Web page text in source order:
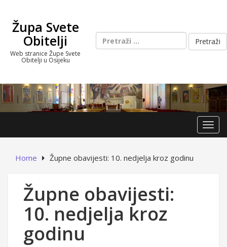
contentŽupa Svete
Obitelji
Web stranice Župe Svete
Obitelji u Osijeku
Pretraži:
Home Župne obavijesti: 10. nedjelja kroz godinu
Župne obavijesti:
10. nedjelja kroz
godinu